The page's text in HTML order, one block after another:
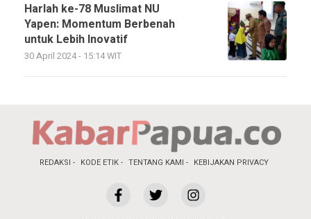
Harlah ke-78 Muslimat NU
Yapen: Momentum Berbenah
untuk Lebih Inovatif
30 April 2024 - 15:14 WIT
REDAKSI KODE ETIK TENTANG KAMI KEBIJAKAN PRIVACY